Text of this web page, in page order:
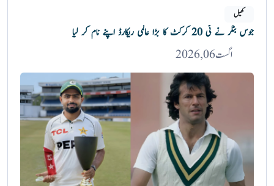
کھیل
جوس بٹلر نے ٹی 20 کرکٹ کا بڑا عالمی ریکارڈ اپنے نام کر لیا
اگست 06, 2026